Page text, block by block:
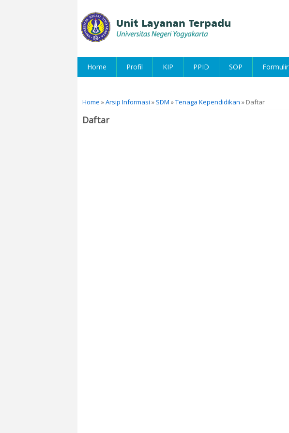
Home Profil KIP PPID SOP Formulir
You are here
Home »Arsip Informasi » SDM »Tenaga Kependidikan » Daftar
Daftar